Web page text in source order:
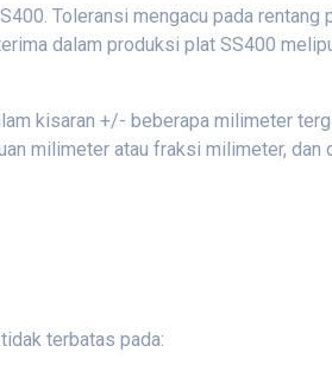
Toleransi mengacu pada
dalam produksi plat SS400
kisaran +/- beberapa milimeter
milimeter atau fraksi milimeter,
terbatas pada: